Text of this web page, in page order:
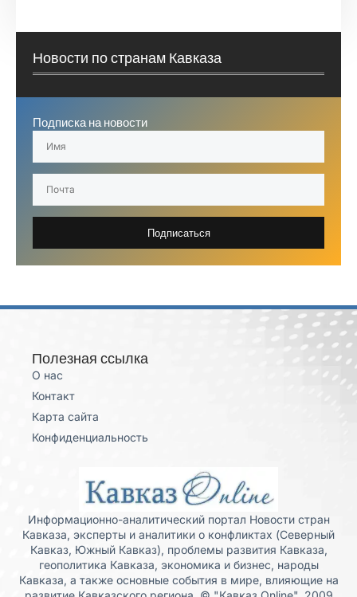
Новости по странам Кавказа
Подписка на новости
Подписаться
Полезная ссылка
О нас
Контакт
Карта сайта
Конфиденциальность
Информационно-аналитический портал Новости стран
Кавказа, эксперты и аналитики о конфликтах (Северный
Кавказ, Южный Кавказ), проблемы развития Кавказа,
геополитика Кавказа, экономика и бизнес, народы
Кавказа, а также основные события в мире, влияющие на